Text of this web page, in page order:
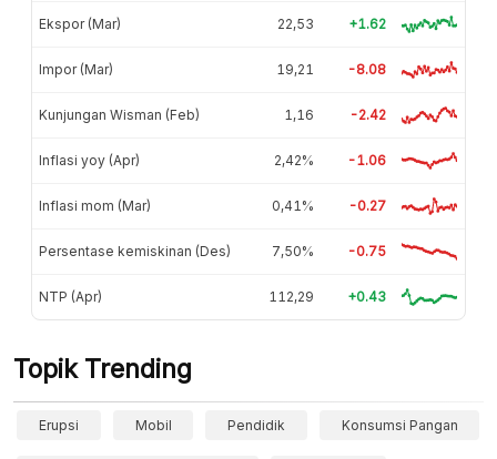
Ekspor (Mar) 22,53 +1.62
Impor (Mar) 19,21 -8.08
Kunjungan Wisman (Feb) 1,16 -2.42
Inflasi yoy (Apr) 2,42% -1.06
Inflasi mom (Mar) 0,41% -0.27
Persentase kemiskinan (Des) 7,50% -0.75
NTP (Apr) 112,29 +0.43
Topik Trending
Erupsi Mobil Pendidik Konsumsi Pangan